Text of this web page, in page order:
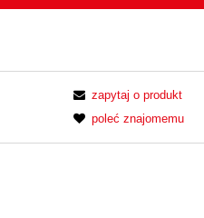
zapytaj o produkt
poleć znajomemu